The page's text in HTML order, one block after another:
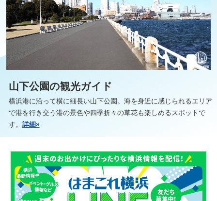
山下公園の観光ガイド
横浜港に沿って横に細長い山下公園。海を身近に感じられるエリア
で港を行き交う港の景色や四季折々の草花も楽しめるスポットで
す。 詳細»